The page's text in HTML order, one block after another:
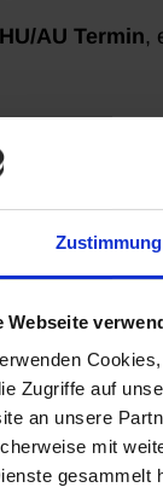
Zustimmung
Webseite
Zugriffe auf
an unsere
mit
gesammelt
HU/AU Termin,
aus und
vereinbaren".
Ihre